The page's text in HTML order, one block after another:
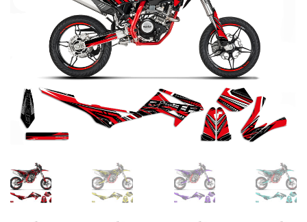
Mein Konto
Newsletter
Shop
Updraft Central
Warenkorb
Widerrufsbelehrung